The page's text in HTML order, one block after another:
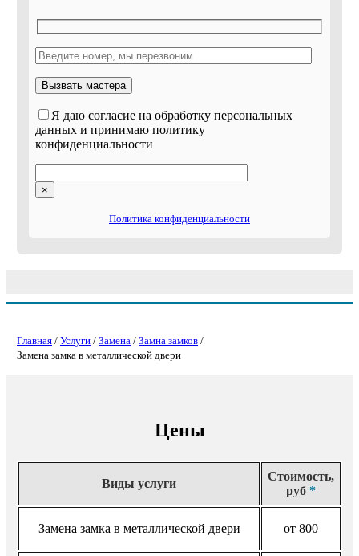
Я даю согласие на обработку персональных
данных и принимаю политику
конфиденциальности
×
Политика конфиденциальности
Главная / Услуги / Замена / Замна замков /
Замена замка в металлической двери
Цены
Виды услуги
Стоимость,
руб *
Замена замка в металлической двери от 800